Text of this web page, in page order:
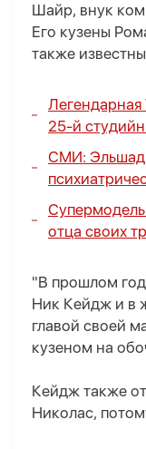
Шайр, внук
Его кузены
также
Легендарная
25-й
СМИ: Эльшад
отца своих
"В прошлом
Ник Кейдж и в
главой своей
кузеном на
Кейдж также
Николас,